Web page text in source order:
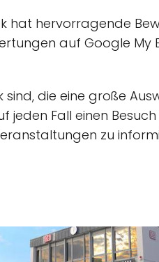
hat hervorragende
auf Google My
die eine große
Fall einen
zu